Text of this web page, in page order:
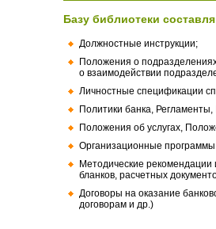
Базу библиотеки
Должностные инструкции;
Положения о
о взаимодействии
Личностные спецификации
Политики банка,
Положения об услугах,
Организационные
Методические
бланков, расчетных
Договоры на оказание
договорам и др.)